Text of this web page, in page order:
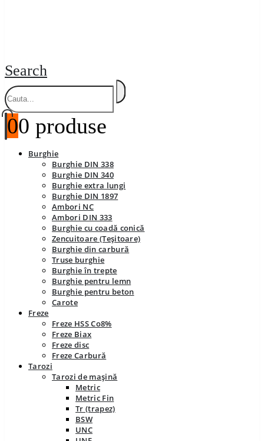
Search
00 produse
Burghie
Burghie DIN 338
Burghie DIN 340
Burghie extra lungi
Burghie DIN 1897
Ambori NC
Ambori DIN 333
Burghie cu coadă conică
Zencuitoare (Teșitoare)
Burghie din carbură
Truse burghie
Burghie în trepte
Burghie pentru lemn
Burghie pentru beton
Carote
Freze
Freze HSS Co8%
Freze Biax
Freze disc
Freze Carbură
Tarozi
Tarozi de mașină
Metric
Metric Fin
Tr (trapez)
BSW
UNC